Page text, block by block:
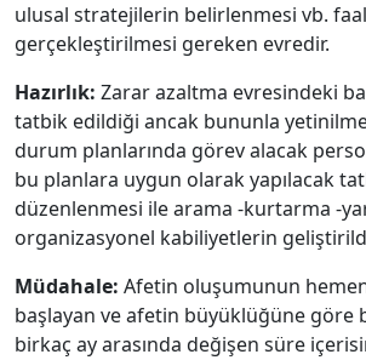
ulusal stratejilerin belirlenmesi vb.
gerçekleştirilmesi gereken evredir.
Hazırlık: Zarar azaltma evresindeki
tatbik edildiği ancak bununla
durum planlarında görev alacak
bu planlara uygun olarak yapılacak
düzenlenmesi ile arama -kurtarma -
organizasyonel kabiliyetlerin
Müdahale: Afetin oluşumunun
başlayan ve afetin büyüklüğüne göre
birkaç ay arasında değişen süre